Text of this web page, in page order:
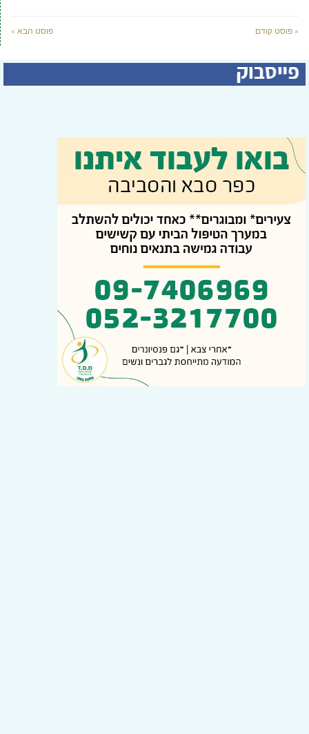
« פוסט קודם פוסט הבא »